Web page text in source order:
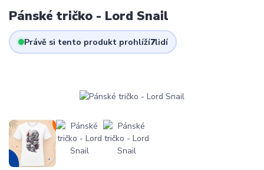
Pánské tričko - Lord Snail
Právě si tento produkt prohlíží7lidí